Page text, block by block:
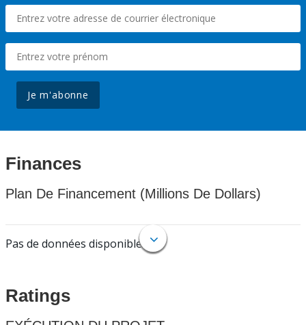
Je m'abonne
Finances
Plan De Financement (Millions De Dollars)
Pas de données disponibles.
Ratings